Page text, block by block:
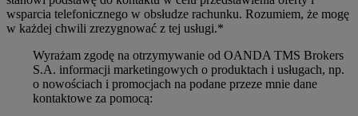
wsparcia telefonicznego w obsłudze rachunku. Rozumiem, że mogę
w każdej chwili zrezygnować z tej usługi.*
Wyrażam zgodę na otrzymywanie od OANDA TMS Brokers
S.A. informacji marketingowych o produktach i usługach, np.
o nowościach i promocjach na podane przeze mnie dane
kontaktowe za pomocą: